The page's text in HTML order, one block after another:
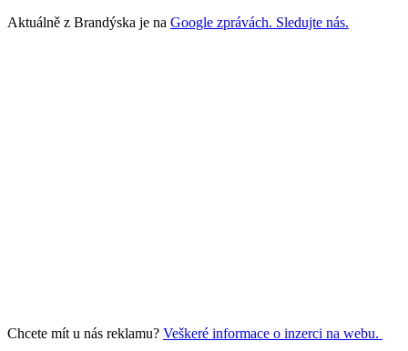
Aktuálně z Brandýska je na Google zprávách. Sledujte nás.
Chcete mít u nás reklamu? Veškeré informace o inzerci na webu.